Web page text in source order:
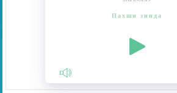
Пахши зинда